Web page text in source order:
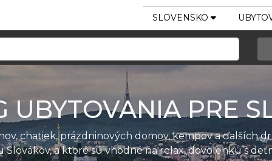
SLOVENSKO
UBYTOVANIA PRE
chatiek, prázdninových domov, kempov a ďalších
Slovákov, a ktoré sú vhodné na relax, dovolenku s